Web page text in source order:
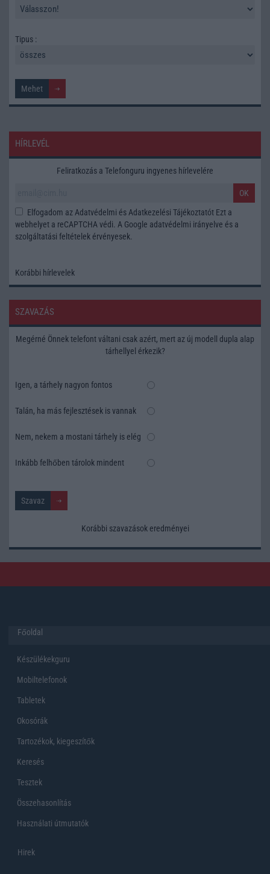
Tipus :
HÍRLEVÉL
Feliratkozás a Telefonguru ingyenes hírlevelére
OK
Elfogadom az Adatvédelmi és Adatkezelési Tájékoztatót Ezt a
webhelyet a reCAPTCHA védi. A Google adatvédelmi irányelve és a
szolgáltatási feltételek érvényesek.
Korábbi hírlevelek
SZAVAZÁS
Megérné Önnek telefont váltani csak azért, mert az új modell dupla alap
tárhellyel érkezik?
Igen, a tárhely nagyon fontos
Talán, ha más fejlesztések is vannak
Nem, nekem a mostani tárhely is elég
Inkább felhőben tárolok mindent
Korábbi szavazások eredményei
Főoldal
Készülékekguru
Mobiltelefonok
Tabletek
Okosórák
Tartozékok, kiegeszítők
Keresés
Tesztek
Összehasonlítás
Használati útmutatók
Hirek